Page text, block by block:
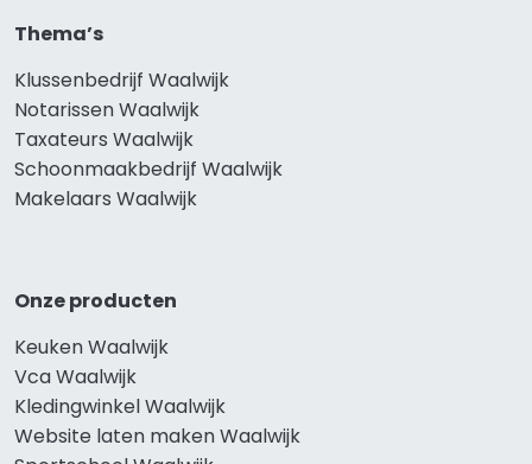
Thema’s
Klussenbedrijf Waalwijk
Notarissen Waalwijk
Taxateurs Waalwijk
Schoonmaakbedrijf Waalwijk
Makelaars Waalwijk
Onze producten
Keuken Waalwijk
Vca Waalwijk
Kledingwinkel Waalwijk
Website laten maken Waalwijk